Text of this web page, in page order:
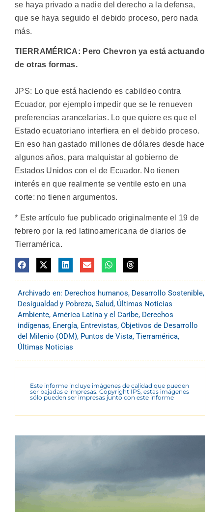
se haya privado a nadie del derecho a la defensa,
que se haya seguido el debido proceso, pero nada
más.
TIERRAMÉRICA: Pero Chevron ya está actuando
de otras formas.
JPS: Lo que está haciendo es cabildeo contra
Ecuador, por ejemplo impedir que se le renueven
preferencias arancelarias. Lo que quiere es que el
Estado ecuatoriano interfiera en el debido proceso.
En eso han gastado millones de dólares desde hace
algunos años, para malquistar al gobierno de
Estados Unidos con el de Ecuador. No tienen
interés en que realmente se ventile esto en una
corte: no tienen argumentos.
* Este artículo fue publicado originalmente el 19 de
febrero por la red latinoamericana de diarios de
Tierramérica.
Archivado en: Derechos humanos, Desarrollo Sostenible,
Desigualdad y Pobreza, Salud, Últimas Noticias
Ambiente, América Latina y el Caribe, Derechos
indígenas, Energía, Entrevistas, Objetivos de Desarrollo
del Milenio (ODM), Puntos de Vista, Tierramérica,
Últimas Noticias
Este informe incluye imágenes de calidad que pueden
ser bajadas e impresas. Copyright IPS, estas imágenes
sólo pueden ser impresas junto con este informe